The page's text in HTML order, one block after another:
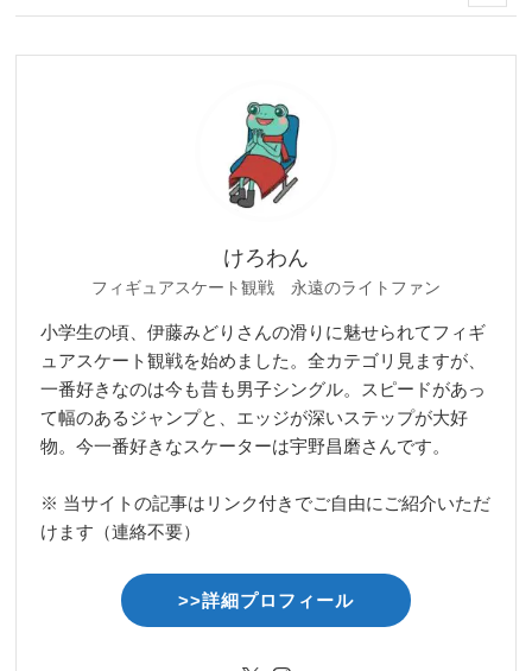
けろわん
フィギュアスケート観戦 永遠のライトファン
小学生の頃、伊藤みどりさんの滑りに魅せられてフィギ
ュアスケート観戦を始めました。全カテゴリ見ますが、
一番好きなのは今も昔も男子シングル。スピードがあっ
て幅のあるジャンプと、エッジが深いステップが大好
物。今一番好きなスケーターは宇野昌磨さんです。
※ 当サイトの記事はリンク付きでご自由にご紹介いただ
けます（連絡不要）
>>詳細プロフィール